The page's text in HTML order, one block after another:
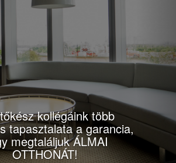
kollégáink több
tapasztalata a garancia,
megtaláljuk ÁLMAI
OTTHONÁT!